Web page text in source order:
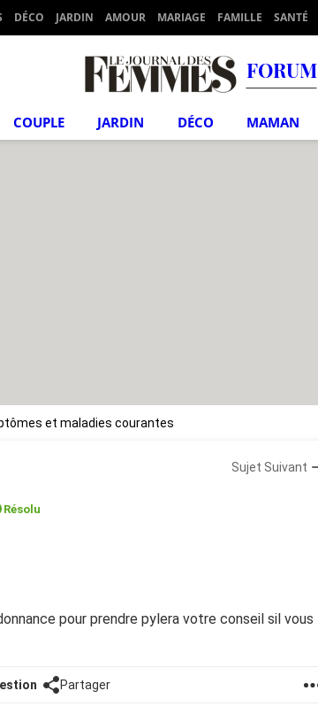
DÉCO JARDIN AMOUR MARIAGE FAMILLE SANTÉ
FORUM
COUPLE JARDIN DÉCO MAMAN
et maladies courantes
Sujet Suivant
Résolu
pour prendre pylera votre conseil sil vous
Partager